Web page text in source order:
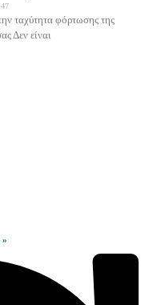
ταχύτητα φόρτωσης της
Δεν είναι
»